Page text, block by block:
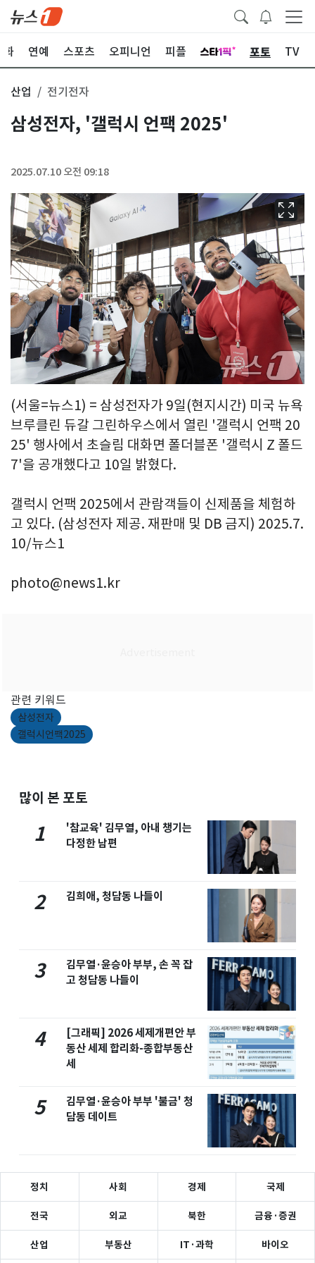
화 연예 스포츠 오피니언 피플 포토 TV
산업 전기전자
삼성전자, '갤럭시 언팩 2025'
2025.07.10 오전 09:18
(서울=뉴스1) = 삼성전자가 9일(현지시간) 미국 뉴욕
브루클린 듀갈 그린하우스에서 열린 '갤럭시 언팩 20
25' 행사에서 초슬림 대화면 폴더블폰 '갤럭시 Z 폴드
7'을 공개했다고 10일 밝혔다.
갤럭시 언팩 2025에서 관람객들이 신제품을 체험하
고 있다. (삼성전자 제공. 재판매 및 DB 금지) 2025.7.
10/뉴스1
photo@news1.kr
관련 키워드
삼성전자
갤럭시언팩2025
많이 본 포토
1
'참교육' 김무열, 아내 챙기는
다정한 남편
2 김희애, 청담동 나들이
3
김무열·윤승아 부부, 손 꼭 잡
고 청담동 나들이
4
[그래픽] 2026 세제개편안 부
동산 세제 합리화-종합부동산
세
5
김무열·윤승아 부부 '불금' 청
담동 데이트
정치 사회 경제 국제
전국 외교 북한 금융·증권
산업 부동산 IT·과학 바이오